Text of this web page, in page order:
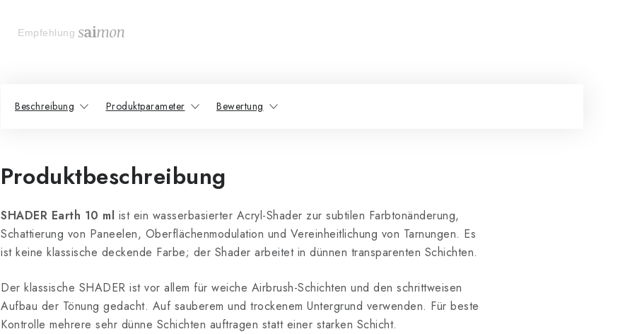
Empfehlung
Beschreibung Produktparameter Bewertung
Produktbeschreibung
SHADER Earth 10 ml ist ein wasserbasierter Acryl-Shader zur subtilen Farbtonänderung,
Schattierung von Paneelen, Oberflächenmodulation und Vereinheitlichung von Tarnungen. Es
ist keine klassische deckende Farbe; der Shader arbeitet in dünnen transparenten Schichten.
Der klassische SHADER ist vor allem für weiche Airbrush-Schichten und den schrittweisen
Aufbau der Tönung gedacht. Auf sauberem und trockenem Untergrund verwenden. Für beste
Kontrolle mehrere sehr dünne Schichten auftragen statt einer starken Schicht.